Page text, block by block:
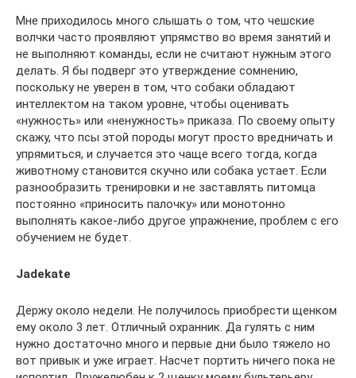
Мне приходилось много слышать о том, что чешские
волчки часто проявляют упрямство во время занятий и
не выполняют команды, если не считают нужным этого
делать. Я бы подверг это утверждение сомнению,
поскольку не уверен в том, что собаки обладают
интеллектом на таком уровне, чтобы оценивать
«нужность» или «ненужность» приказа. По своему опыту
скажу, что псы этой породы могут просто вредничать и
упрямиться, и случается это чаще всего тогда, когда
животному становится скучно или собака устает. Если
разнообразить тренировки и не заставлять питомца
постоянно «приносить палочку» или монотонно
выполнять какое-либо другое упражнение, проблем с его
обучением не будет.
Jadekate
Держу около недели. Не получилось приобрести щенком
ему около 3 лет. Отличный охранник. Да гулять с ним
нужно достаточно много и первые дни было тяжело но
вот привык и уже играет. Насчет портить ничего пока не